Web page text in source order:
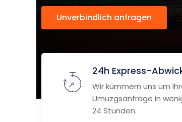
Unverbindlich anfragen
24h Express-
Wir kümmern uns um
Umuzgsanfrage in
24 Stunden.